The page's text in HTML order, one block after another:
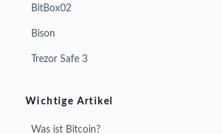
BitBox02
Bison
Trezor Safe 3
Wichtige Artikel
Was ist Bitcoin?